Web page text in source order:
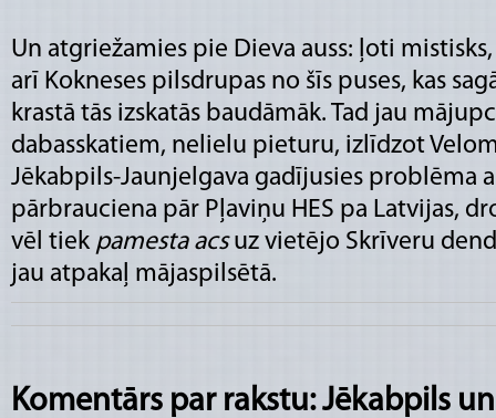
Un atgriežamies pie Dieva auss: ļoti
arī Kokneses pilsdrupas no šīs puses, kas
krastā tās izskatās baudāmāk. Tad jau
dabasskatiem, nelielu pieturu, izlīdzot
Jēkabpils-Jaunjelgava gadījusies problēma
pārbrauciena pār Pļaviņu HES pa Latvijas,
vēl tiek pamesta acsuz vietējo Skrīveru
jau atpakaļ mājaspilsētā.
Komentārs par rakstu: Jēkabpils